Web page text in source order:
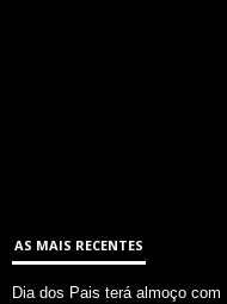
AS MAIS RECENTES
Dia dos Pais terá almoço com